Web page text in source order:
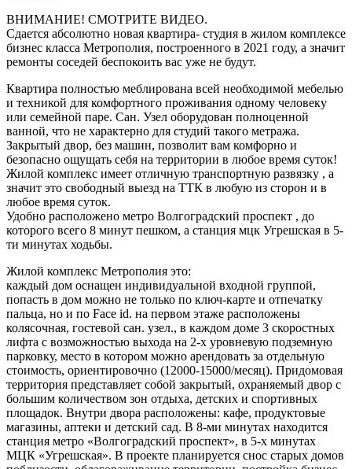
ВНИМАНИЕ! СМОТРИТЕ ВИДЕО.
Сдается абсолютно новая квартира- студия в жилом комплексе
бизнес класса Метрополия, построенного в 2021 году, а значит
ремонты соседей беспокоить вас уже не будут.
Квартира полностью меблирована всей необходимой мебелью
и техникой для комфортного проживания одному человеку
или семейной паре. Сан. Узел оборудован полноценной
ванной, что не характерно для студий такого метража.
Закрытый двор, без машин, позволит вам комфорно и
безопасно ощущать себя на территории в любое время суток!
Жилой комплекс имеет отличную транспортную развязку , а
значит это свободный выезд на ТТК в любую из сторон и в
любое время суток.
Удобно расположено метро Волгоградский проспект , до
которого всего 8 минут пешком, а станция мцк Угрешская в 5-
ти минутах ходьбы.
Жилой комплекс Метрополия это:
каждый дом оснащен индивидуальной входной группой,
попасть в дом можно не только по ключ-карте и отпечатку
пальца, но и по Face id. на первом этаже расположены
колясочная, гостевой сан. узел., в каждом доме 3 скоростных
лифта с возможностью выхода на 2-х уровневую подземную
парковку, место в котором можно арендовать за отдельную
стоимость, ориентировочно (12000-15000/месяц). Придомовая
территория представляет собой закрытый, охраняемый двор с
большим количеством зон отдыха, детских и спортивных
площадок. Внутри двора расположены: кафе, продуктовые
магазины, аптеки и детский сад. В 8-ми минутах находится
станция метро «Волгоградский проспект», в 5-х минутах
МЦК «Угрешская». В проекте планируется снос старых домов